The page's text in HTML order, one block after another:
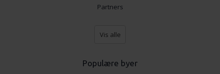
Partners
Vis alle
Populære byer